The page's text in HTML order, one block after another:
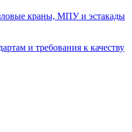
краны, МПУ и эстакады
и требования к качеству